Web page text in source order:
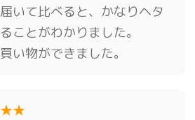
いて比べると、かなりヘタ
ことがわかりました。
い物ができました。